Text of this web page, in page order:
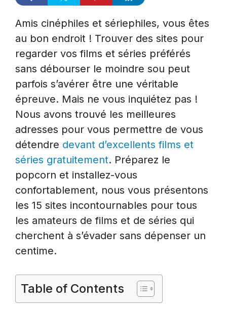
Amis cinéphiles et sériephiles, vous êtes
au bon endroit ! Trouver des sites pour
regarder vos films et séries préférés
sans débourser le moindre sou peut
parfois s’avérer être une véritable
épreuve. Mais ne vous inquiétez pas !
Nous avons trouvé les meilleures
adresses pour vous permettre de vous
détendre devant d’excellents films et
séries gratuitement. Préparez le
popcorn et installez-vous
confortablement, nous vous présentons
les 15 sites incontournables pour tous
les amateurs de films et de séries qui
cherchent à s’évader sans dépenser un
centime.
Table of Contents